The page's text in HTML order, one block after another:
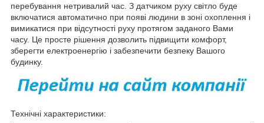
перебування нетривалий час. З датчиком руху світло буде
включатися автоматично при появі людини в зоні охоплення і
вимикатися при відсутності руху протягом заданого Вами
часу. Це просте рішення дозволить підвищити комфорт,
зберегти електроенергію і забезпечити безпеку Вашого
будинку.
Технічні характеристики: